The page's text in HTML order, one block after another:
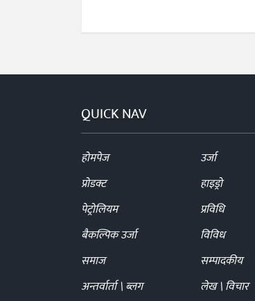
QUICK NAV
होमपेज
उर्जा
प्रोडक्ट
हाइड्रो
पेट्रोलियम
प्रविधि
बैकल्पिक उर्जा
विविध
समाज
सम्पादकीय
अन्तर्वार्ता \ ब्लग
लेख \ विचार